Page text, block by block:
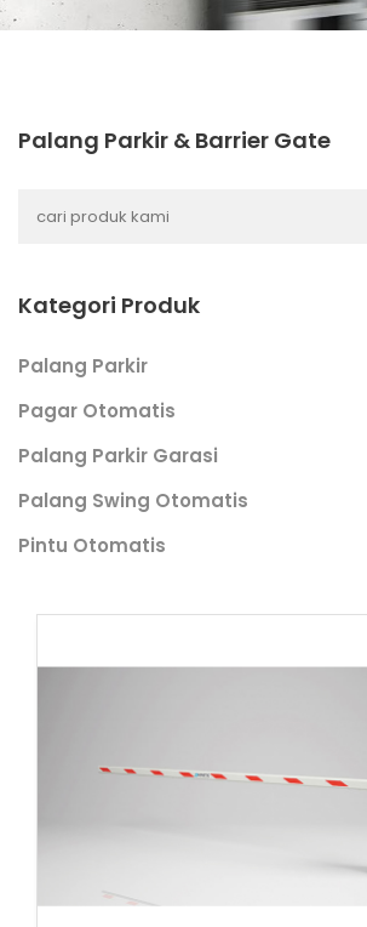
Palang Parkir & Barrier Gate
Kategori Produk
Palang Parkir
Pagar Otomatis
Palang Parkir Garasi
Palang Swing Otomatis
Pintu Otomatis